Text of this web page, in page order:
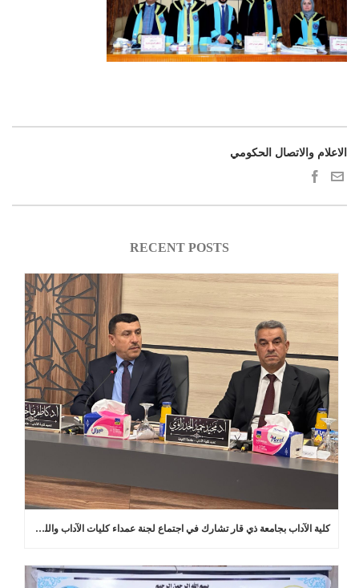
الاعلام والاتصال الحكومي
RECENT POSTS
كلية الآداب بجامعة ذي قار تشارك في اجتماع لجنة عمداء كليات الآداب واللغات في العراق